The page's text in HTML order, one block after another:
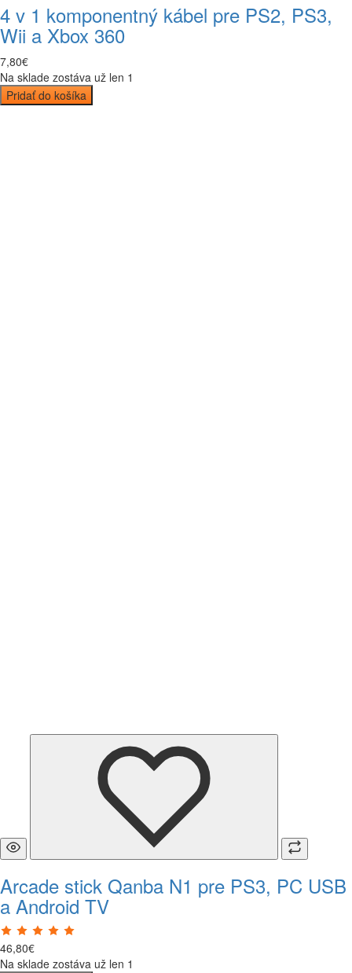
4 v 1 komponentný kábel pre PS2, PS3,
Wii a Xbox 360
7,80€
Na sklade zostáva už len 1
Pridať do košíka
Arcade stick Qanba N1 pre PS3, PC USB
a Android TV
46,80€
Na sklade zostáva už len 1